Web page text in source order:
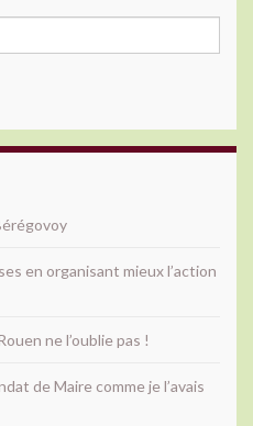
en organisant mieux l’action
ne l’oublie pas !
de Maire comme je l’avais